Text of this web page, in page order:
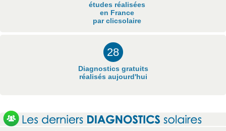
études réalisées
en France
par clicsolaire
28
Diagnostics gratuits
réalisés aujourd'hui